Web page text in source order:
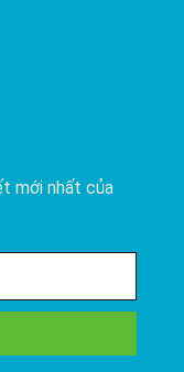
mới nhất của